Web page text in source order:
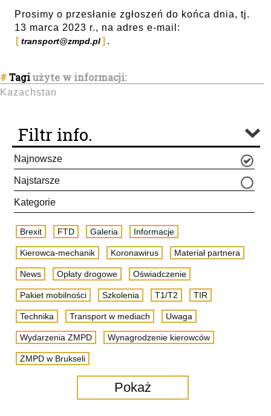
Prosimy o przesłanie zgłoszeń do końca dnia, tj.
13 marca 2023 r., na adres e-mail:
transport@zmpd.pl .
#Tagiużyte w informacji:
Kazachstan
Filtr info.
Najnowsze
Najstarsze
Kategorie
Brexit FTD Galeria Informacje
Kierowca-mechanik Koronawirus Materiał partnera
News Opłaty drogowe Oświadczenie
Pakiet mobilności Szkolenia T1/T2 TIR
Technika Transport w mediach Uwaga
Wydarzenia ZMPD Wynagrodzenie kierowców
ZMPD w Brukseli
Pokaż